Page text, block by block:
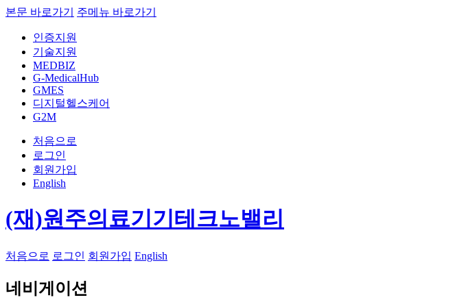
본문 바로가기 주메뉴 바로가기
인증지원
기술지원
MEDBIZ
G-MedicalHub
GMES
디지털헬스케어
G2M
처음으로
로그인
회원가입
English
(재)원주의료기기테크노밸리
처음으로 로그인 회원가입 English
네비게이션